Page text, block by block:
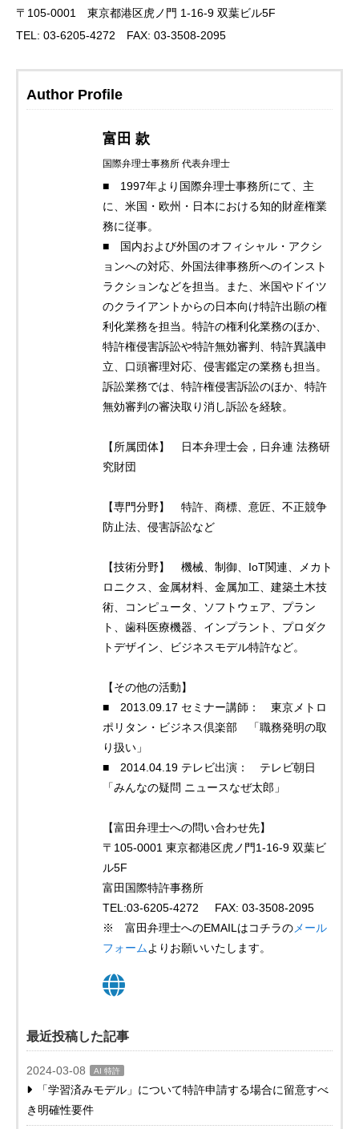
〒105-0001 東京都港区虎ノ門 1-16-9 双葉ビル5F
TEL: 03-6205-4272 FAX: 03-3508-2095
Author Profile
富田 款
国際弁理士事務所 代表弁理士
■ 1997年より国際弁理士事務所にて、主
に、米国・欧州・日本における知的財産権業
務に従事。
■ 国内および外国のオフィシャル・アクシ
ョンへの対応、外国法律事務所へのインスト
ラクションなどを担当。また、米国やドイツ
のクライアントからの日本向け特許出願の権
利化業務を担当。特許の権利化業務のほか、
特許権侵害訴訟や特許無効審判、特許異議申
立、口頭審理対応、侵害鑑定の業務も担当。
訴訟業務では、特許権侵害訴訟のほか、特許
無効審判の審決取り消し訴訟を経験。
【所属団体】 日本弁理士会，日弁連 法務研
究財団
【専門分野】 特許、商標、意匠、不正競争
防止法、侵害訴訟など
【技術分野】 機械、制御、IoT関連、メカト
ロニクス、金属材料、金属加工、建築土木技
術、コンピュータ、ソフトウェア、プラン
ト、歯科医療機器、インプラント、プロダク
トデザイン、ビジネスモデル特許など。
【その他の活動】
■ 2013.09.17 セミナー講師： 東京メトロ
ポリタン・ビジネス倶楽部 「職務発明の取
り扱い」
■ 2014.04.19 テレビ出演： テレビ朝日
「みんなの疑問 ニュースなぜ太郎」
【富田弁理士への問い合わせ先】
〒105-0001 東京都港区虎ノ門1-16-9 双葉ビ
ル5F
富田国際特許事務所
TEL:03-6205-4272 FAX: 03-3508-2095
※ 富田弁理士へのEMAILはコチラの メール
フォームよりお願いいたします。
最近投稿した記事
2024-03-08 AI 特許
「学習済みモデル」について特許申請する場合に留意すべ
き明確性要件